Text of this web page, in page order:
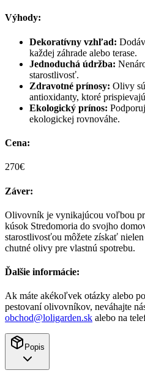
Výhody:
Dekoratívny vzhľad:
každej záhrade alebo terase.
Jednoduchá údržba:
starostlivosť.
Zdravotné prínosy: Olivy
antioxidanty, ktoré
Ekologický prínos:
ekologickej rovnováhe.
Cena:
270€
Záver:
Olivovník je vynikajúcou voľbou
kúsok Stredomoria do svojho
starostlivosťou môžete získať
chutné olivy pre vlastnú spotrebu.
Ďalšie informácie:
Ak máte akékoľvek otázky alebo
pestovaní olivovníkov, neváhajte
obchod@loligarden.sk alebo na
Popis